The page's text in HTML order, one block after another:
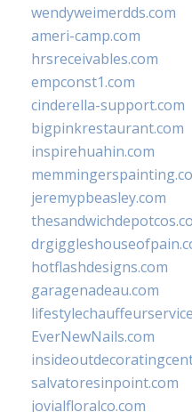
wendyweimerdds.com
ameri-camp.com
hrsreceivables.com
empconst1.com
cinderella-support.com
bigpinkrestaurant.com
inspirehuahin.com
jeremypbeasley.com
hotflashdesigns.com
garagenadeau.com
EverNewNails.com
salvatoresinpoint.com
jovialfloralco.com